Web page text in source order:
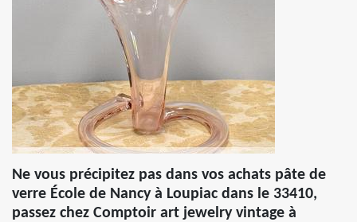
Ne vous précipitez pas dans vos achats pâte de
verre École de Nancy à Loupiac dans le 33410,
passez chez Comptoir art jewelry vintage à